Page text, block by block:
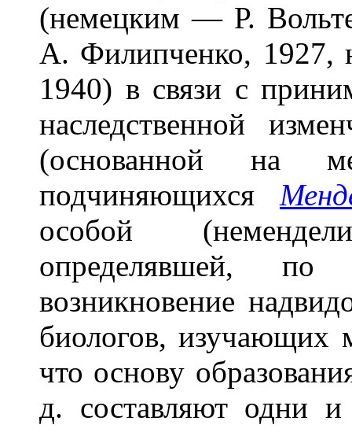
(немецким — Р.
А. Филипченко, 1927,
1940) в связи с
наследственной
(основанной на
подчиняющихся
особой
определявшей,
возникновение
биологов, изучающих
что основу
д. составляют одни